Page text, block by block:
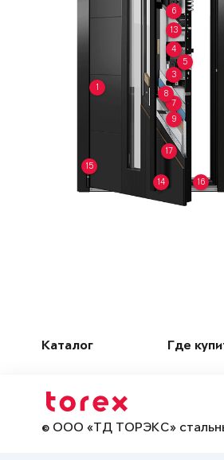
1
3
4
5
6
7
8
9
13
14
15
16
17
Каталог Где
© ООО «ТД ТОРЭКС»